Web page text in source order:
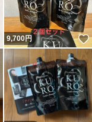
いいね！
9,700円